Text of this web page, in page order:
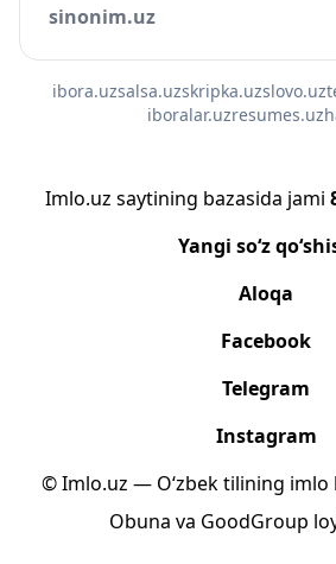
sinonim.uz
ibora.uzsalsa.uzskripka.uzslovo.uz
iboralar.uzresumes.uz
Imlo.uz saytining bazasida jami
Yangi so‘z
Aloqa
Facebook
Telegram
Instagram
© Imlo.uz — O‘zbek tilining imlo
Obuna va GoodGroup